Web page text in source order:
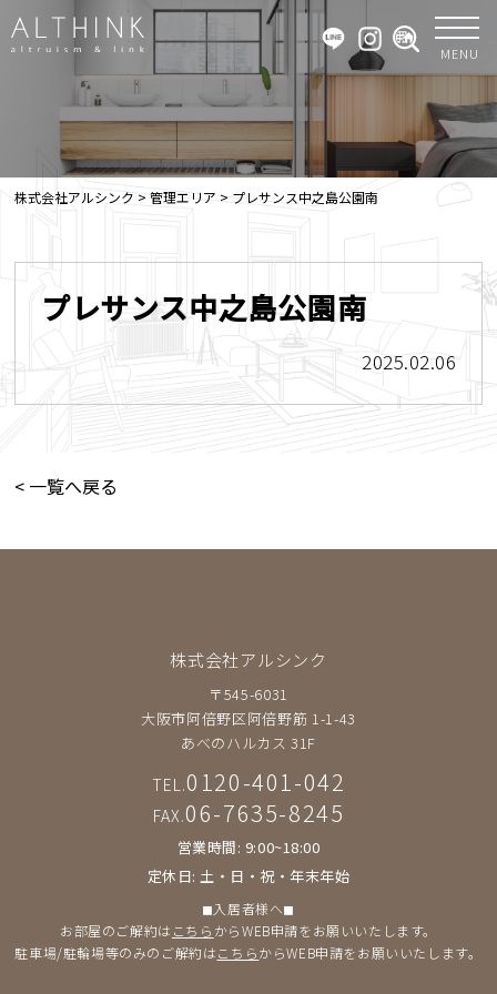
MENU
株式会社アルシンク >管理エリア >プレサンス中之島公園南
プレサンス中之島公園南
2025.02.06
< 一覧へ戻る
株式会社アルシンク
〒545-6031
大阪市阿倍野区阿倍野筋 1-1-43
あべのハルカス 31F
TEL.0120-401-042
FAX.06-7635-8245
営業時間: 9:00~18:00
定休日: 土・日・祝・年末年始
◼︎入居者様へ◼︎
お部屋のご解約は こちら からWEB申請をお願いいたします。
駐車場/駐輪場等のみのご解約はこちらからWEB申請をお願いいたします。